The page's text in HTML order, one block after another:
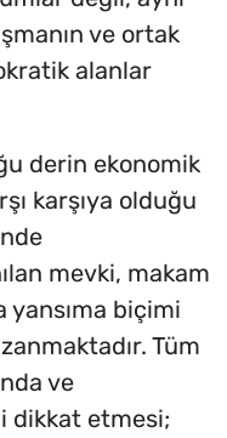
ve ortak
alanlar
derin ekonomik
karşıya olduğu
mevki, makam
biçimi
Tüm
ve
dikkat etmesi;